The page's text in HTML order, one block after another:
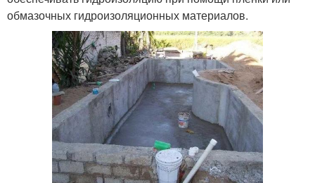
обмазочных гидроизоляционных материалов.